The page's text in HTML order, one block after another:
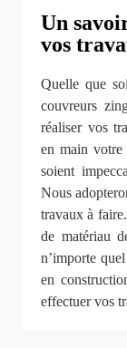
Un
vos
Quelle que
couvreurs
réaliser vos
en main votre
soient
Nous
travaux à
de matériau
n’importe
en
effectuer vos